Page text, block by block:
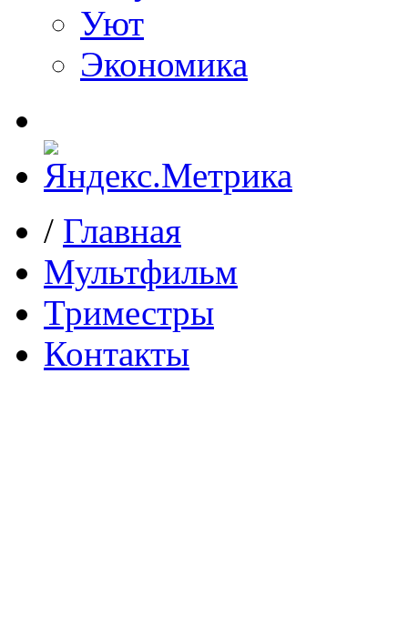
Уют
Экономика
/ Главная
Мультфильм
Триместры
Контакты